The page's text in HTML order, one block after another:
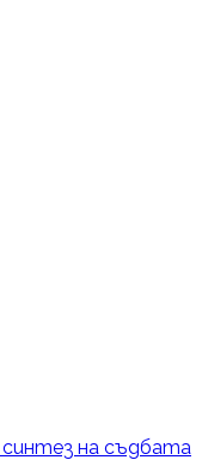
синтез на съдбата